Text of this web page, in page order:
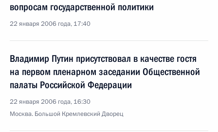
вопросам государственной политики
22 января 2006 года, 17:40
Владимир Путин присутствовал в качестве гостя
на первом пленарном заседании Общественной
палаты Российской Федерации
22 января 2006 года, 16:30
Москва. Большой Кремлевский Дворец